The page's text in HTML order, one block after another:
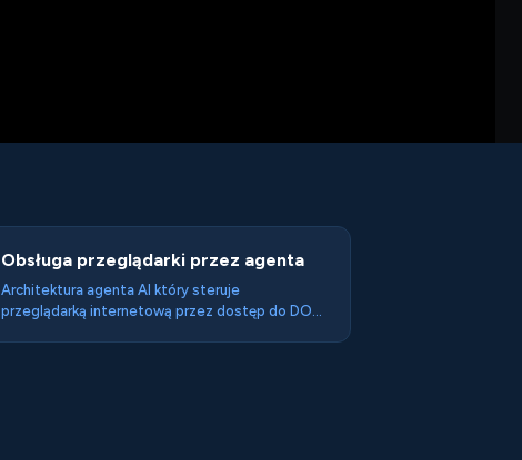
Obsługa przeglądarki przez agenta
Architektura agenta AI który steruje
przeglądarką internetową przez dostęp do DOM